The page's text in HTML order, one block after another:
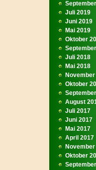
Juli 2019
Juni 2019
Mai 2019
Oktober
Juli 2018
Mai 2018
Oktober
August
Juli 2017
Juni 2017
Mai 2017
April 2017
Oktober